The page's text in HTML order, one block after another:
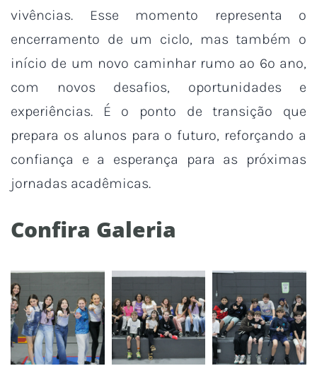
vivências. Esse momento representa o
encerramento de um ciclo, mas também o
início de um novo caminhar rumo ao 6º ano,
com novos desafios, oportunidades e
experiências. É o ponto de transição que
prepara os alunos para o futuro, reforçando a
confiança e a esperança para as próximas
jornadas acadêmicas.
Confira Galeria